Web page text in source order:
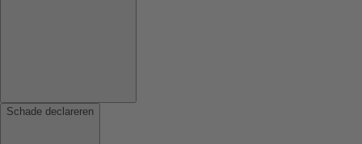
Schade declareren